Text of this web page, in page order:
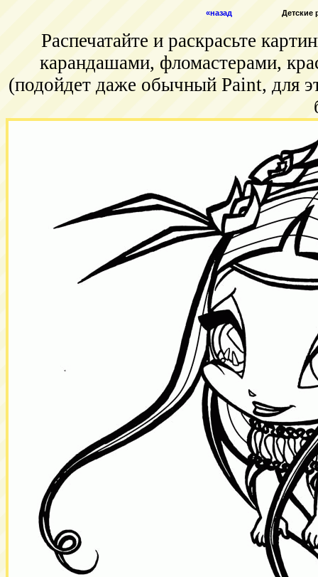
«назад Детские
Распечатайте и раскрасьте
карандашами, фломастерами,
(подойдет даже обычный Paint, для